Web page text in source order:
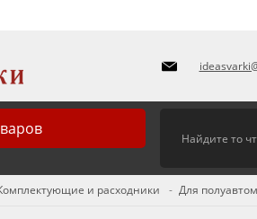
и расходники Для